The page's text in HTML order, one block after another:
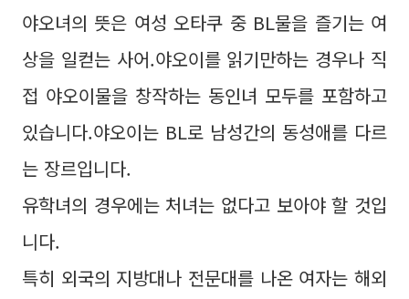
야오녀의 뜻은 여성 오타쿠 중 BL물을 즐기는 여
상을 일컫는 사어.야오이를 읽기만하는 경우나 직
접 야오이물을 창작하는 동인녀 모두를 포함하고
있습니다.야오이는 BL로 남성간의 동성애를 다르
는 장르입니다.
유학녀의 경우에는 처녀는 없다고 보아야 할 것입
니다.
특히 외국의 지방대나 전문대를 나온 여자는 해외